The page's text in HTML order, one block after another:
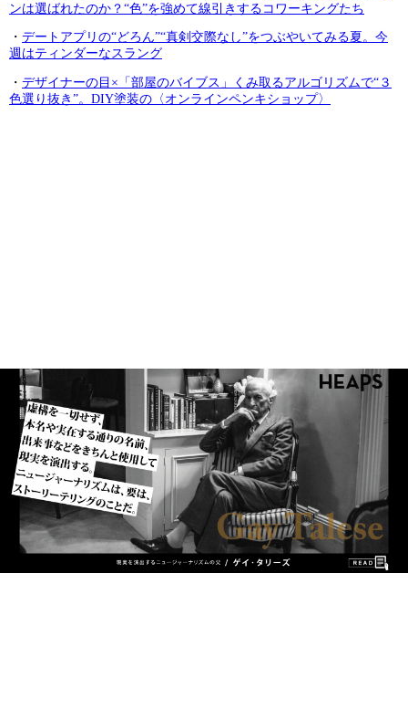
ンは選ばれたのか？“色”を強めて線引きするコワーキングたち
・ デートアプリの“どろん”“真剣交際なし”をつぶやいてみる夏。今
週はティンダーなスラング
・ デザイナーの目×「部屋のバイブス」くみ取るアルゴリズムで“３
色選り抜き”。DIY塗装の〈オンラインペンキショップ〉